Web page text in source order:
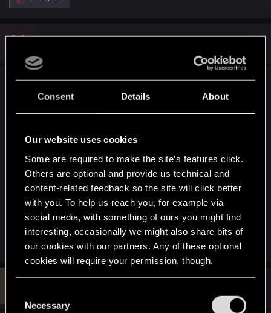
Consent Details About
Our website uses cookies
Some are required to make the site’s features click.
Others are optional and provide us technical and
content-related feedback so the site will click better
with you. To help us reach you, for example via
social media, with something of ours you might find
interesting, occasionally we might also share bits of
our cookies with our partners. Any of these optional
cookies will require your permission, though.
and tweak your preferences regarding them in the
Necessary
e
t
o
n
N
#21,293
Reasumując - bo ktoś z powrotem pokazał mojego
posta który wcześniej był ukryty to znaczy że
moge ludziom wrzucić te przetłumaczone
Póki co ludzie musicie się pocieszyć
przetłumaczeniem pierwszej wypowiedzi, #21257
przetłumaczyłem też resztę, ale no póki co to jest
ściśle tajne, tylko pierwsza wypowiedź została
nietknięta
Last edited:Jan 21, 2015
A